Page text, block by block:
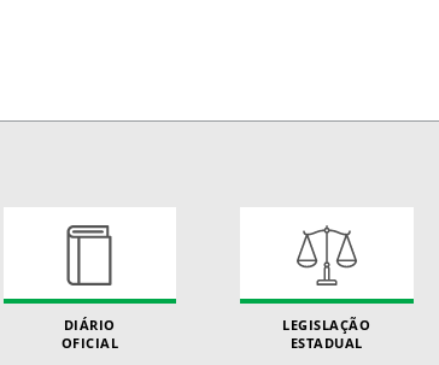
DIÁRIO
OFICIAL
LEGISLAÇÃO
ESTADUAL